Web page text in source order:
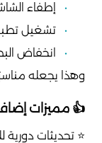
إطفاء
تشغيل
انخفاض
وهذا يجعله
👍 مميزات
⭐ تحديثات دورية